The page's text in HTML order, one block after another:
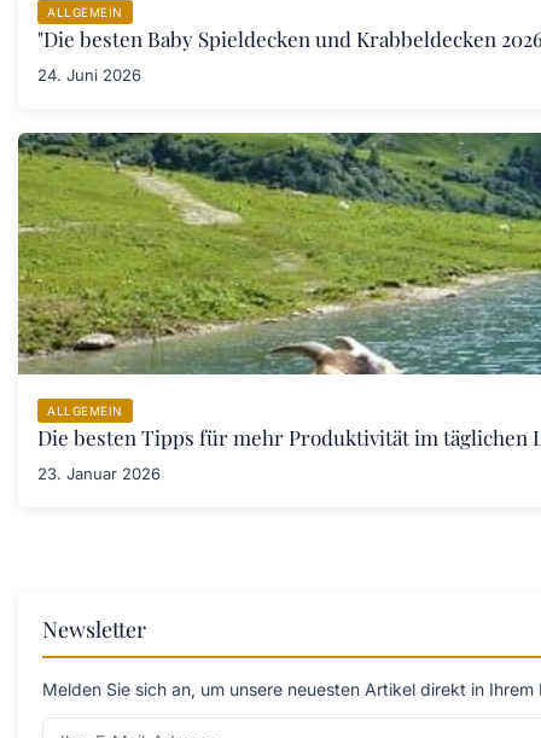
ALLGEMEIN
"Die besten Baby Spieldecken und Krabbeldecken
24. Juni 2026
ALLGEMEIN
Die besten Tipps für mehr Produktivität im täglichen
23. Januar 2026
Newsletter
Melden Sie sich an, um unsere neuesten Artikel direkt in